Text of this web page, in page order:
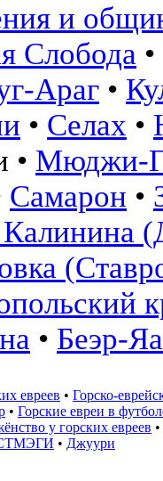
и
Слобода •
Араг •
• Селах •
• Мюджи-
Самарон •
• Беэр-
евреев • Горско-
• Горские евреи в
у горских евреев •
• Джуури